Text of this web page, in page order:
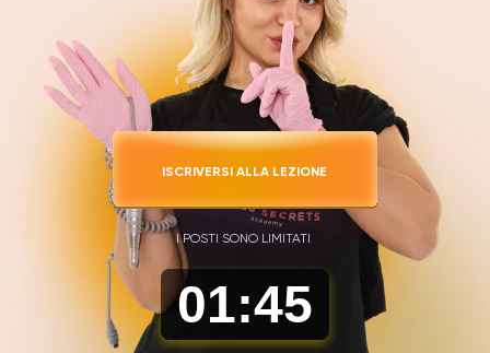
I POSTI SONO LIMITATI
ISCRIVERSI ALLA LEZIONE
01:44